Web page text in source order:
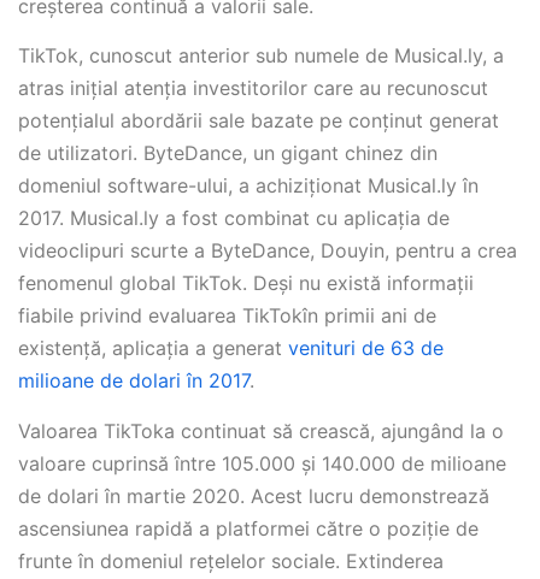
creșterea continuă a valorii sale.
TikTok, cunoscut anterior sub numele de Musical.ly, a
atras inițial atenția investitorilor care au recunoscut
potențialul abordării sale bazate pe conținut generat
de utilizatori. ByteDance, un gigant chinez din
domeniul software-ului, a achiziționat Musical.ly în
2017. Musical.ly a fost combinat cu aplicația de
videoclipuri scurte a ByteDance, Douyin, pentru a crea
fenomenul global TikTok. Deși nu există informații
fiabile privind evaluarea TikTokîn primii ani de
existență, aplicația a generat venituri de 63 de
milioane de dolari în 2017.
Valoarea TikToka continuat să crească, ajungând la o
valoare cuprinsă între 105.000 și 140.000 de milioane
de dolari în martie 2020. Acest lucru demonstrează
ascensiunea rapidă a platformei către o poziție de
frunte în domeniul rețelelor sociale. Extinderea